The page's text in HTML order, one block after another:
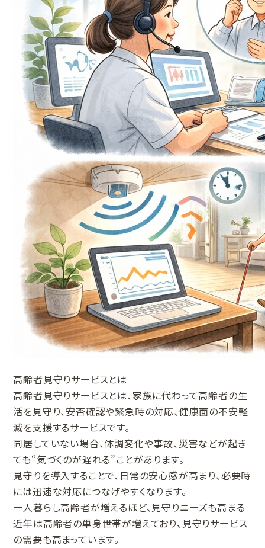
高齢者見守りサービスとは
高齢者見守りサービスとは、家族に代わって高齢者の生
活を見守り、安否確認や緊急時の対応、健康面の不安軽
減を支援するサービスです。
同居していない場合、体調変化や事故、災害などが起き
ても“気づくのが遅れる”ことがあります。
見守りを導入することで、日常の安心感が高まり、必要時
には迅速な対応につなげやすくなります。
一人暮らし高齢者が増えるほど、見守りニーズも高まる
近年は高齢者の単身世帯が増えており、見守りサービス
の需要も高まっています。